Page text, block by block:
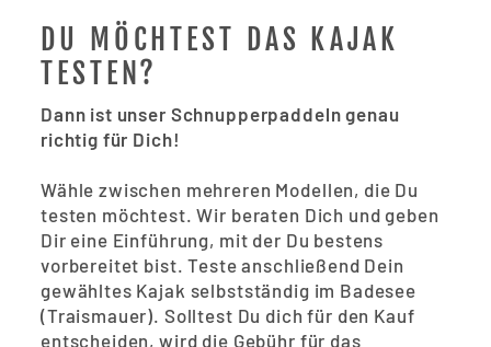
DU MÖCHTEST DAS KAJAK
TESTEN?
Dann ist unser Schnupperpaddeln genau
richtig für Dich!
Wähle zwischen mehreren Modellen, die Du
testen möchtest. Wir beraten Dich und geben
Dir eine Einführung, mit der Du bestens
vorbereitet bist. Teste anschließend Dein
gewähltes Kajak selbstständig im Badesee
(Traismauer). Solltest Du dich für den Kauf
entscheiden, wird die Gebühr für das
Anmeldung erforderlich
Melden Sie sich bei Ihrem Konto an, um